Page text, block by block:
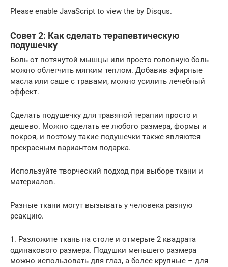
Please enable JavaScript to view the by Disqus.
Совет 2: Как сделать терапевтическую
подушечку
Боль от потянутой мышцы или просто головную боль
можно облегчить мягким теплом. Добавив эфирные
масла или саше с травами, можно усилить лечебный
эффект.
Сделать подушечку для травяной терапии просто и
дешево. Можно сделать ее любого размера, формы и
покроя, и поэтому такие подушечки также являются
прекрасным вариантом подарка.
Используйте творческий подход при выборе ткани и
материалов.
Разные ткани могут вызывать у человека разную
реакцию.
1. Разложите ткань на столе и отмерьте 2 квадрата
одинакового размера. Подушки меньшего размера
можно использовать для глаз, а более крупные – для